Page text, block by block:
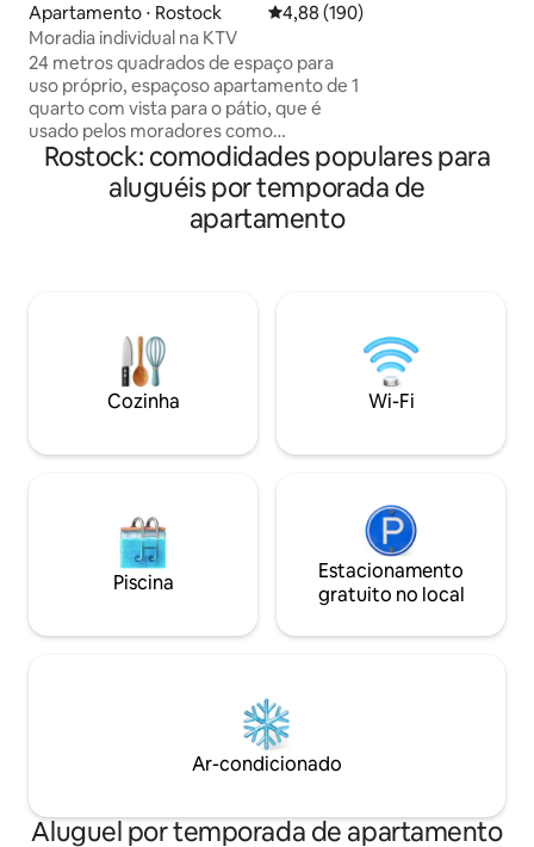
Apartamento ⋅ Rostock 4,88 de uma avaliação média de
4,88 (190)
Moradia individual na KTV
24 metros quadrados de espaço para
uso próprio, espaçoso apartamento de 1
quarto com vista para o pátio, que é
usado pelos moradores como
estacionamento A sala de estar dispõe
de: Sofá-cama extensível para 1,80m
Mesa de sala de estar Escrivaninha com
bem como um aquecedor de parede O
apartamento foi recentemente
reformado e modernizado. Nas
proximidades há inúmeras lojas,
pé em 2-5 minutos. O centro da cidade
(Kröpeliner Tor Vorstadt) é conhecida
por seus muitos cafés e bares.
grande corredor
roupa/espelho) e
Rostock: comodidades populares para
aluguéis por temporada de
apartamento
Cozinha Wi-Fi
Piscina
Estacionamento
gratuito no local
Ar-condicionado
Aluguel por temporada de apartamento